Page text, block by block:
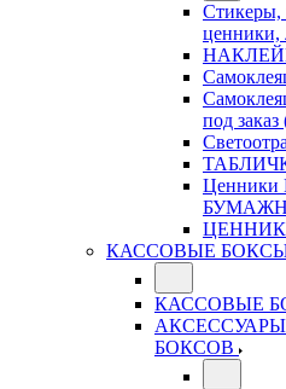
Стикеры,
ценники,
под
ЦЕННИКИ
КАССОВЫЕ
КАССОВЫЕ
БОКСОВ